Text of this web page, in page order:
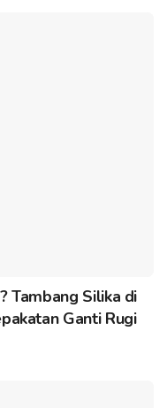
Tambang Silika di
Ganti Rugi